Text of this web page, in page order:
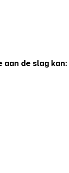
aan de slag kan: